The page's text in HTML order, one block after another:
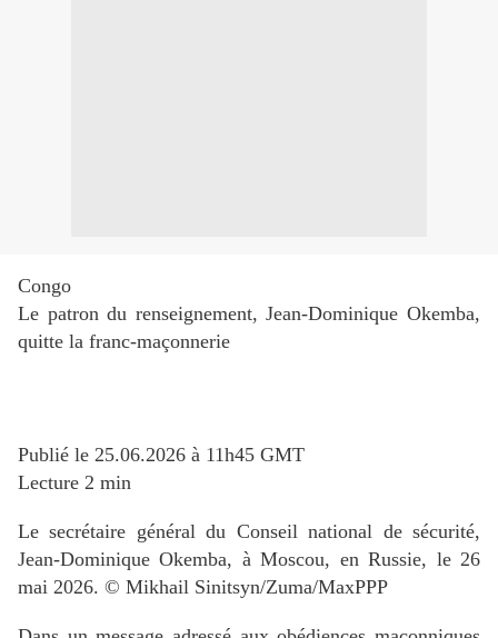
Congo
Le patron du renseignement, Jean-Dominique Okemba,
quitte la franc-maçonnerie
Publié le 25.06.2026 à 11h45 GMT
Lecture 2 min
Le secrétaire général du Conseil national de sécurité,
Jean-Dominique Okemba, à Moscou, en Russie, le 26
mai 2026. ©️ Mikhail Sinitsyn/Zuma/MaxPPP